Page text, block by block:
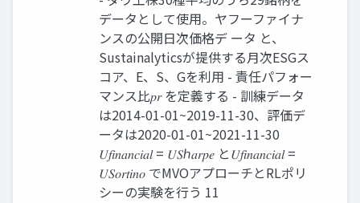
データとして使用。ヤフーファイナ
ンスの公開日次価格デ ータ と、
Sustainalyticsが提供する月次ESGス
コア、E、S、Gを利用 - 責任パフォー
マンス比𝑝𝑟 を定義する - 訓練データ
は2014-01-01~2019-11-30、評価デ
ータは2020-01-01~2021-11-30
𝑈𝑓𝑖𝑛𝑎𝑛𝑐𝑖𝑎𝑙 = 𝑈𝑆ℎ𝑎𝑟𝑝𝑒 と𝑈𝑓𝑖𝑛𝑎𝑛𝑐𝑖𝑎𝑙 =
𝑈𝑆𝑜𝑟𝑡𝑖𝑛𝑜 でMVOアプローチとRLポリ
シーの実験を行う 11